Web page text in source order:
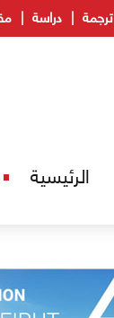
ترجمة دراسة
الرئيسية